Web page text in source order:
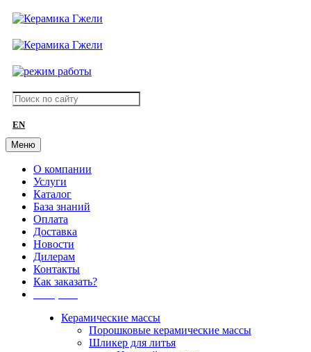
EN
Меню
О компании
Услуги
Каталог
База знаний
Оплата
Доставка
Новости
Дилерам
Контакты
Как заказать?
Керамические массы
Порошковые керамические массы
Шликер для литья